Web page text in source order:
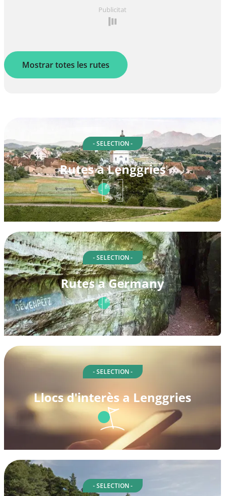
Publicitat
Mostrar totes les rutes
- SELECTION -
Rutes a Lenggries
- SELECTION -
Rutes a Germany
- SELECTION -
Llocs d'interès a Lenggries
- SELECTION -